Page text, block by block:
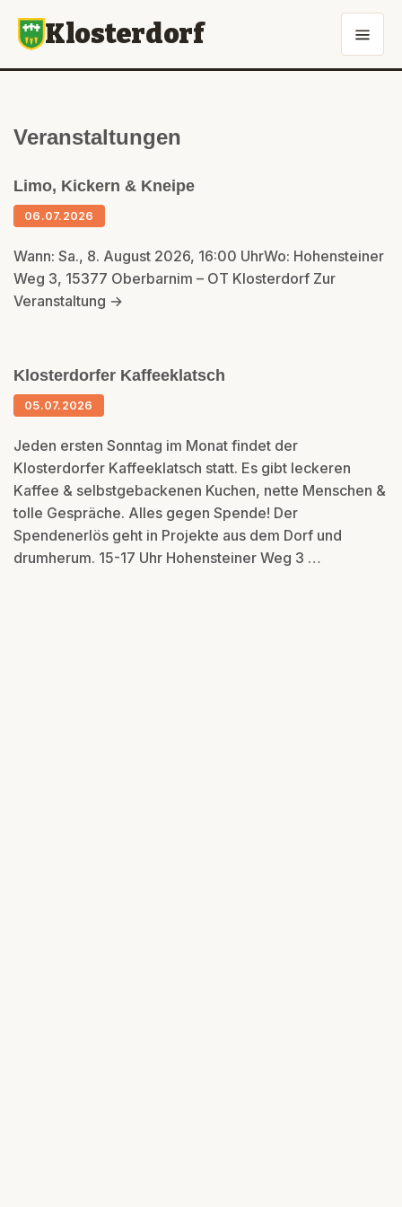
Klosterdorf
Veranstaltungen
Limo, Kickern & Kneipe
06.07.2026
Wann: Sa., 8. August 2026, 16:00 UhrWo: Hohensteiner
Weg 3, 15377 Oberbarnim – OT Klosterdorf Zur
Veranstaltung →
Klosterdorfer Kaffeeklatsch
05.07.2026
Jeden ersten Sonntag im Monat findet der
Klosterdorfer Kaffeeklatsch statt. Es gibt leckeren
Kaffee & selbstgebackenen Kuchen, nette Menschen &
tolle Gespräche. Alles gegen Spende! Der
Spendenerlös geht in Projekte aus dem Dorf und
drumherum. 15-17 Uhr Hohensteiner Weg 3 …